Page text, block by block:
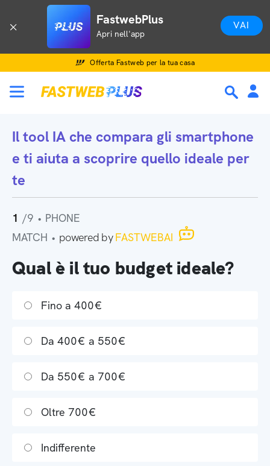
FastwebPlus
Apri nell'app
VAI
Offerta Fastweb per la tua casa
Il tool IA che compara gli smartphone
e ti aiuta a scoprire quello ideale per
te
1 /9 • PHONE
MATCH • powered byFASTWEBAI
Qual è il tuo budget ideale?
Fino a 400€
Da 400€ a 550€
Da 550€ a 700€
Oltre 700€
Indifferente